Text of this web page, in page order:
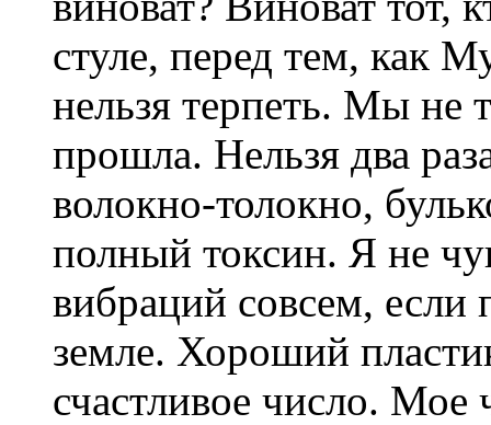
стуле, перед тем, как
нельзя терпеть. Мы не
прошла. Нельзя два
волокно-толокно,
полный токсин. Я не
вибраций совсем, если
земле. Хороший
счастливое число.